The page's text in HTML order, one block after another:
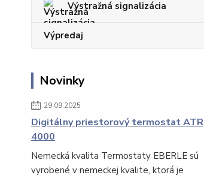
Výstražná signalizácia
Výpredaj
Novinky
29.09.2025
Digitálny priestorový termostat ATR
4000
Nemecká kvalita Termostaty EBERLE sú
vyrobené v nemeckej kvalite, ktorá je